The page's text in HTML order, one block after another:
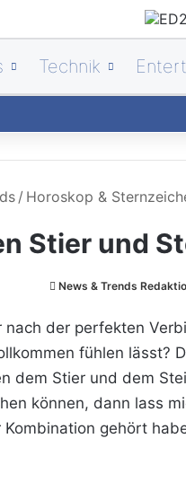
Technik
/ Horoskop &
Stier und
News & Trends
der perfekten
fühlen lässt?
dem Stier und dem
können, dann lass
gehört